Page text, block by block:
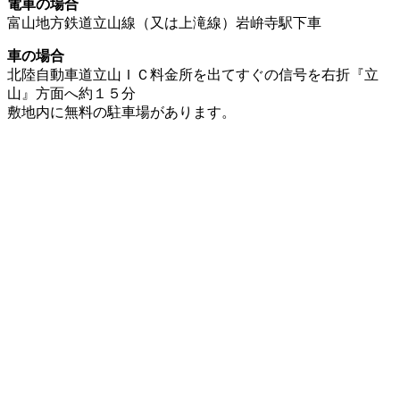
電車の場合
富山地方鉄道立山線（又は上滝線）岩峅寺駅下車
車の場合
北陸自動車道立山ＩＣ料金所を出てすぐの信号を右折『立
山』方面へ約１５分
敷地内に無料の駐車場があります。